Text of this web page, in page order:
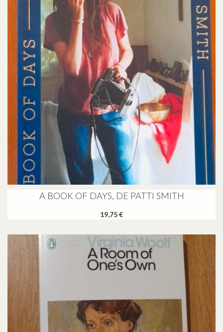
A BOOK OF DAYS, DE PATTI SMITH
19,75 €